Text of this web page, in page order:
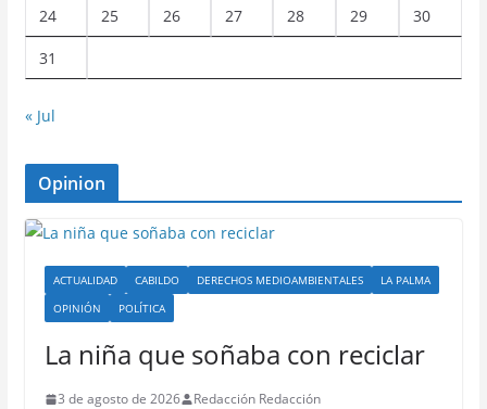
24 25 26 27 28 29 30
31
« Jul
Opinion
ACTUALIDAD CABILDO DERECHOS MEDIOAMBIENTALES
LA PALMA
OPINIÓN
POLÍTICA
La niña que soñaba con reciclar
3 de agosto de 2026 Redacción Redacción